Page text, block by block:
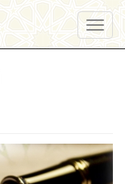
Menu